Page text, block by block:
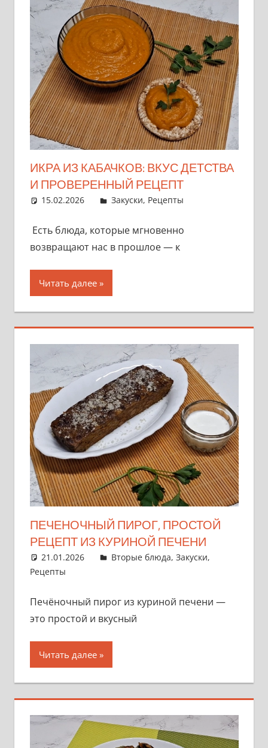
ИКРА ИЗ КАБАЧКОВ: ВКУС ДЕТСТВА
И ПРОВЕРЕННЫЙ РЕЦЕПТ
15.02.2026 admin
Закуски, Рецепты
Есть блюда, которые мгновенно
возвращают нас в прошлое — к
Читать далее
ПЕЧЕНОЧНЫЙ ПИРОГ, ПРОСТОЙ
РЕЦЕПТ ИЗ КУРИНОЙ ПЕЧЕНИ
21.01.2026 admin
Вторые блюда, Закуски,
Рецепты
Печёночный пирог из куриной печени —
это простой и вкусный
Читать далее